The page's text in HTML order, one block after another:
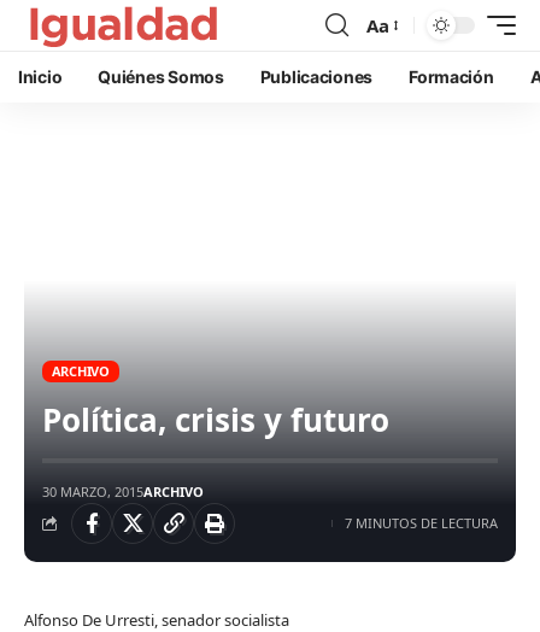
Aa
Inicio Quiénes Somos Publicaciones Formación
ARCHIVO
Política, crisis y futuro
30 MARZO, 2015ARCHIVO
7 MINUTOS DE LECTURA
Alfonso De Urresti, senador socialista